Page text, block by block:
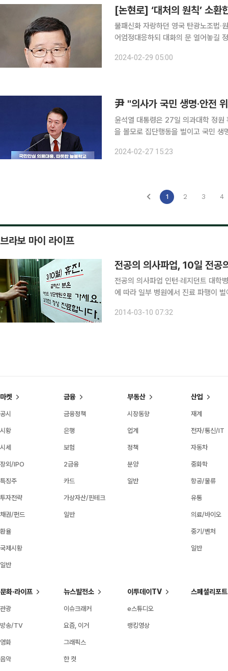
[논현로] ‘대처의 원칙’ 소환
불패신화 자랑하던 영국 탄광노조법·
어엄정대응하되 대화의 문 얼어놓길 정부의 의대 증원 방침에 전공의 집단 사직에 이어 인턴의 임용
2024-02-29 05:00
尹 "의사가 국민 생명·안전
윤석열 대통령은 27일 의과대학 정원
을 볼모로 집단행동을 벌이고 국민 생
적 조치'로 규정한 윤 대통령은 "우리
2024-02-27 15:23
1 2 3 4
브라보 마이 라이프
전공의 의사파업, 10일 전
전공의 의사파업 인턴·레지던트 대학병원의 전공의들도 대한의사협회가 집단 휴진에 참여한다. 이
에 따라 일부 병원에서 진료 파행이 벌어지
2014-03-10 07:32
마켓
공시
시황
시세
장외/IPO
특징주
투자전략
채권/펀드
환율
국제시황
일반
금융
금융정책
은행
보험
2금융
카드
가상자산/핀테크
일반
부동산
시장동향
업계
정책
분양
일반
산업
재계
전자/통신/IT
자동차
중화학
항공/물류
유통
의료/바이오
중기/벤처
일반
문화·라이프
관광
방송/TV
영화
음악
뉴스발전소
이슈크래커
요즘, 이거
그래픽스
한 컷
이투데이TV
e스튜디오
랭킹영상
스페셜리포트